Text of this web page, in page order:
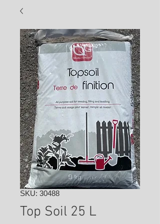
SKU: 30488
Top Soil 25 L